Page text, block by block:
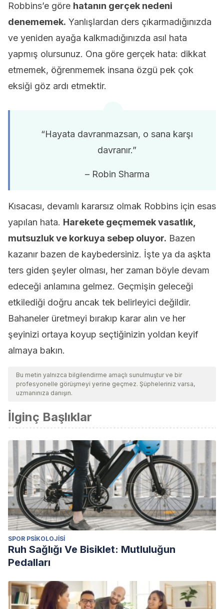
Robbins’e göre hatanın gerçek nedeni
denememek. Yanlışlardan ders çıkarmadığınızda
ve yeniden ayağa kalkmadığınızda asıl hata
yapmış olursunuz. Ona göre gerçek hata: dikkat
etmemek, öğrenmemek insana özgü pek çok
eksiği göz ardı etmektir.
“Hayata davranmazsan, o sana karşı
davranır.”
– Robin Sharma
Kısacası, devamlı kararsız olmak Robbins için esas
yapılan hata. Harekete geçmemek vasatlık,
mutsuzluk ve korkuya sebep oluyor. Bazen
kazanır bazen de kaybedersiniz. İşte ya da aşkta
ters giden şeyler olması, her zaman böyle devam
edeceği anlamına gelmez. Geçmişin geleceği
etkilediği doğru ancak tek belirleyici değildir.
Bahaneler üretmeyi bırakıp karar alın ve her
şeyinizi ortaya koyup seçtiğinizin yoldan keyif
almaya bakın.
Bu metin yalnızca bilgilendirme amaçlı sunulmuştur ve bir
profesyonelle görüşmeyi yerine geçmez. Şüpheleriniz varsa,
uzmanınıza danışın.
İlginç Başlıklar
SPOR PSIKOLOJISI
Ruh Sağlığı Ve Bisiklet: Mutluluğun
Pedalları